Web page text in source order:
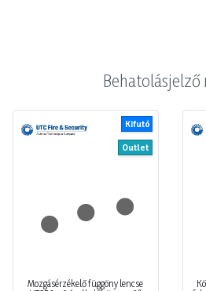
Behatolásjelző
Kifutó
Outlet
Guardall UTCF